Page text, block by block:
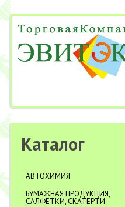
Каталог
АВТОХИМИЯ
БУМАЖНАЯ ПРОДУКЦИЯ,
САЛФЕТКИ, СКАТЕРТИ